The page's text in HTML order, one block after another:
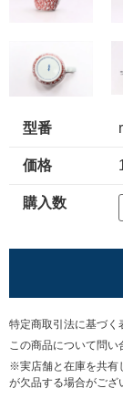
型番
価格
購入数
特定商取引法に基づく
この商品について問い
※実店舗と在庫を共有
が欠品する場合がござ